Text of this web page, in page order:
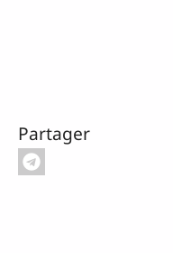
Partager